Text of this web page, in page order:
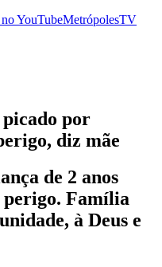
YouTubeMetrópolesTV
por
diz mãe
de 2 anos
perigo. Família
à Deus e